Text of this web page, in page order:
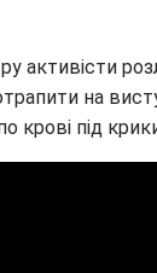
активісти
на
крові під